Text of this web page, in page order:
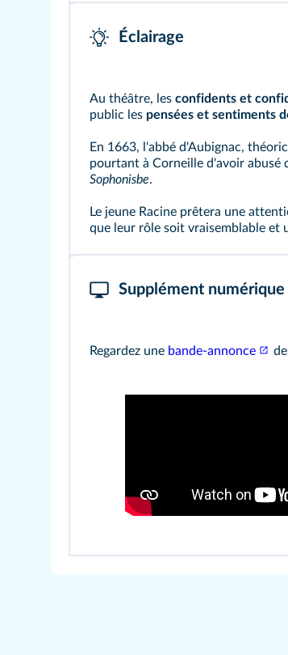
Éclairage
Au théâtre, les confidents et
public les pensées et sentiments
En 1663, l'abbé d'Aubignac,
pourtant à Corneille d'avoir abusé
Sophonisbe.
Le jeune Racine prêtera une
que leur rôle soit vraisemblable et
Supplément numérique
Regardez une bande‑annonce